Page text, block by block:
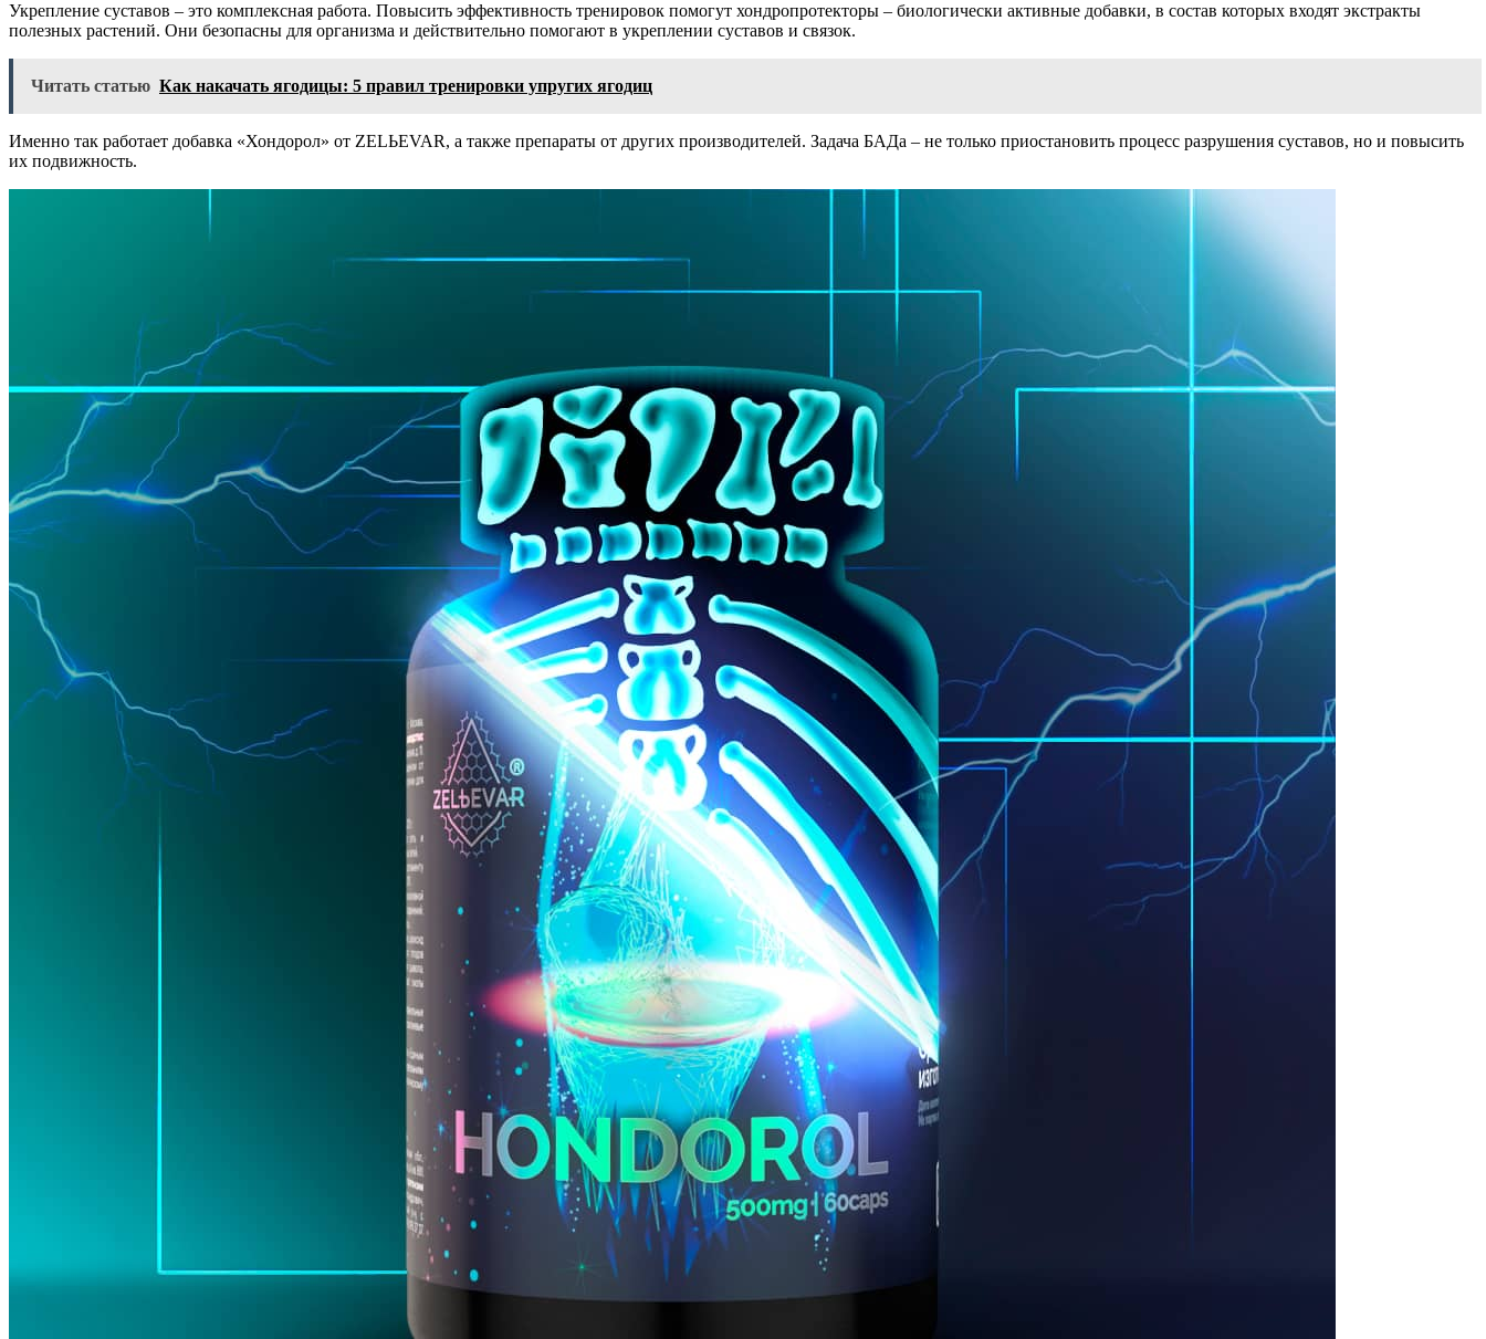
Укрепление суставов – это комплексная работа. Повысить эффективность тренировок помогут хондропротекторы – биологически активные добавки, в состав которых входят экстракты
полезных растений. Они безопасны для организма и действительно помогают в укреплении суставов и связок.
Читать статью Как накачать ягодицы: 5 правил тренировки упругих ягодиц
Именно так работает добавка «Хондорол» от ZELЬEVAR, а также препараты от других производителей. Задача БАДа – не только приостановить процесс разрушения суставов, но и повысить
их подвижность.